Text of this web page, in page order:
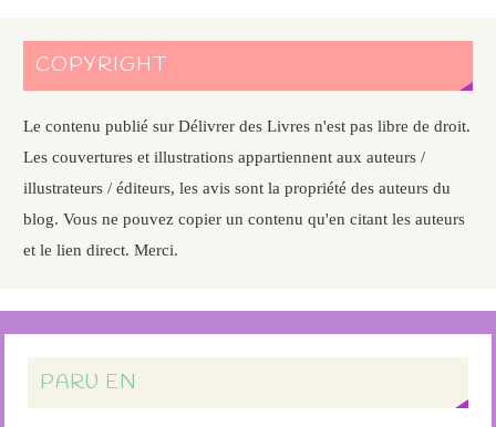
COPYRIGHT
Le contenu publié sur Délivrer des Livres n'est pas libre de droit.
Les couvertures et illustrations appartiennent aux auteurs /
illustrateurs / éditeurs, les avis sont la propriété des auteurs du
blog. Vous ne pouvez copier un contenu qu'en citant les auteurs
et le lien direct. Merci.
PARU EN